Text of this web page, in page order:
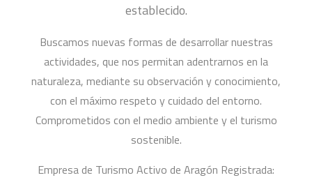
establecido.
Buscamos nuevas formas de desarrollar nuestras
actividades, que nos permitan adentrarnos en la
naturaleza, mediante su observación y conocimiento,
con el máximo respeto y cuidado del entorno.
Comprometidos con el medio ambiente y el turismo
sostenible.
Empresa de Turismo Activo de Aragón Registrada: